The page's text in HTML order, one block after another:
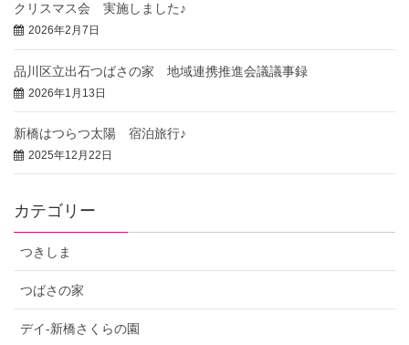
クリスマス会 実施しました♪
2026年2月7日
品川区立出石つばさの家 地域連携推進会議議事録
2026年1月13日
新橋はつらつ太陽 宿泊旅行♪
2025年12月22日
カテゴリー
つきしま
つばさの家
デイ-新橋さくらの園